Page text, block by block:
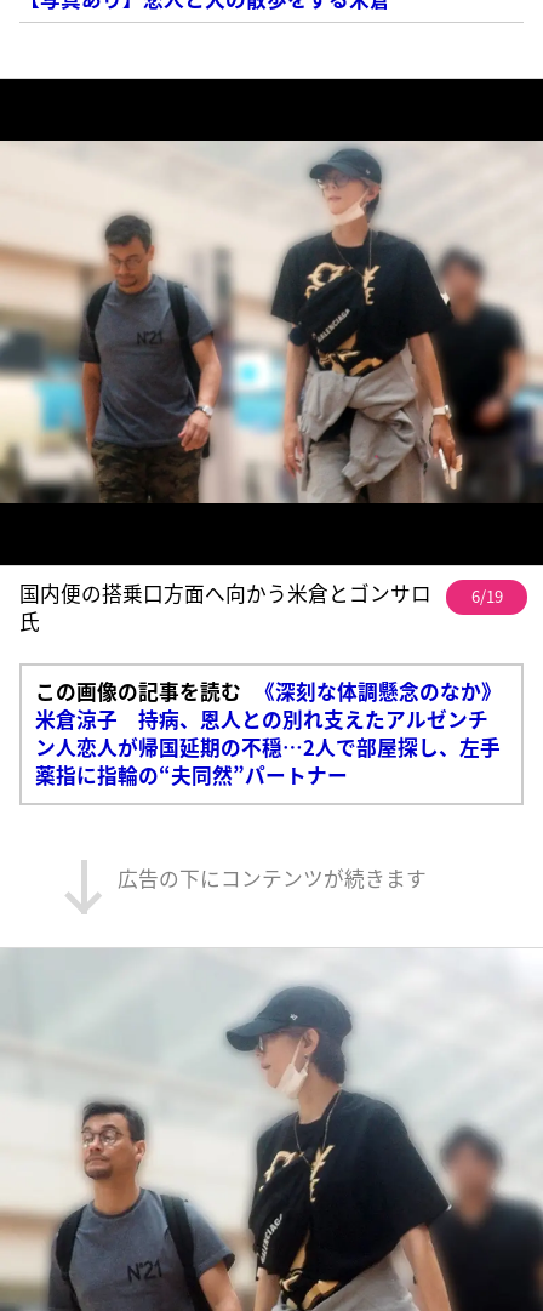
国内便の搭乗口方面へ向かう米倉とゴンサロ
氏
6/19
この画像の記事を読む
《深刻な体調懸念のなか》
米倉涼子 持病、恩人との別れ支えたアルゼンチ
ン人恋人が帰国延期の不穏…2人で部屋探し、左手
薬指に指輪の“夫同然”パートナー
広告の下にコンテンツが続きます